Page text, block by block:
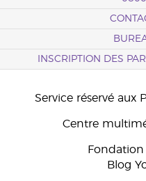
INSCRIPTION DES
Service réservé aux
Centre
Fondation
Blog